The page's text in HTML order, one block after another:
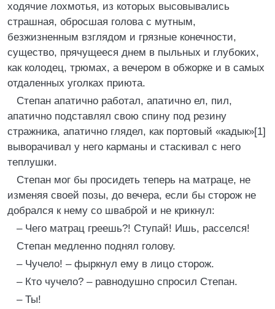
ходячие лохмотья, из которых высовывались
страшная, обросшая голова с мутным,
безжизненным взглядом и грязные конечности,
существо, прячущееся днем в пыльных и глубоких,
как колодец, трюмах, а вечером в обжорке и в самых
отдаленных уголках приюта.
Степан апатично работал, апатично ел, пил,
апатично подставлял свою спину под резину
стражника, апатично глядел, как портовый «кадык»[1]
выворачивал у него карманы и стаскивал с него
теплушки.
Степан мог бы просидеть теперь на матраце, не
изменяя своей позы, до вечера, если бы сторож не
добрался к нему со шваброй и не крикнул:
– Чего матрац греешь?! Ступай! Ишь, расселся!
Степан медленно поднял голову.
– Чучело! – фыркнул ему в лицо сторож.
– Кто чучело? – равнодушно спросил Степан.
– Ты!